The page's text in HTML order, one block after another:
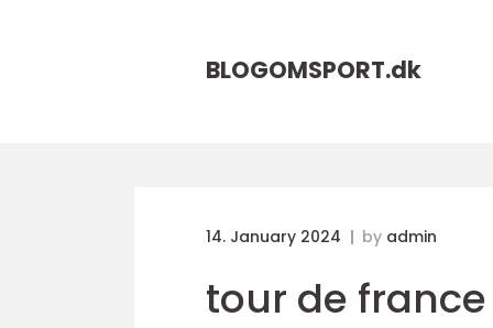
BLOGOMSPORT.dk
14. January 2024 by admin
tour de